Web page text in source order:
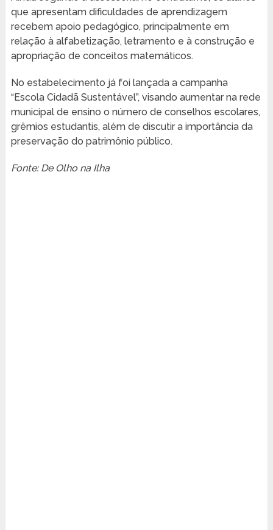
que apresentam dificuldades de aprendizagem
recebem apoio pedagógico, principalmente em
relação à alfabetização, letramento e à construção e
apropriação de conceitos matemáticos.
No estabelecimento já foi lançada a campanha
“Escola Cidadã Sustentável”, visando aumentar na rede
municipal de ensino o número de conselhos escolares,
grêmios estudantis, além de discutir a importância da
preservação do patrimônio público.
Fonte: De Olho na Ilha